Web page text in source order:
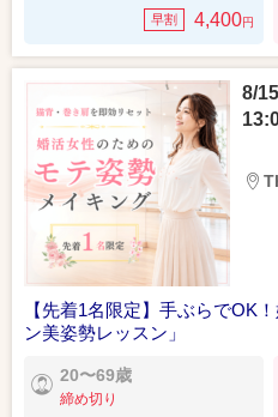
早割 4,400円
8/
【先着1名限定】手ぶらでOK
ン美姿勢レッスン」
20〜69歳
締め切り